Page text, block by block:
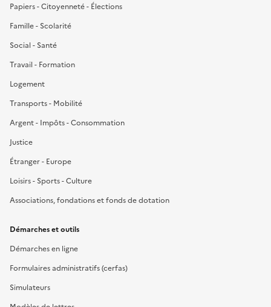
Papiers - Citoyenneté - Élections
Famille - Scolarité
Social - Santé
Travail - Formation
Logement
Transports - Mobilité
Argent - Impôts - Consommation
Justice
Étranger - Europe
Loisirs - Sports - Culture
Associations, fondations et fonds de dotation
Démarches et outils
Démarches en ligne
Formulaires administratifs (cerfas)
Simulateurs